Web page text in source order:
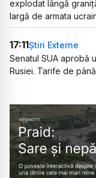
explodat lângă
largă de armata
17:11Știri Externe
Senatul SUA aprobă
Rusiei. Tarife de